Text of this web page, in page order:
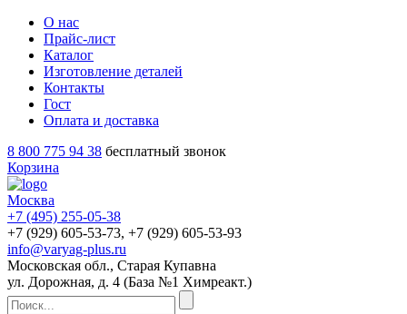
О нас
Прайс-лист
Каталог
Изготовление деталей
Контакты
Гост
Оплата и доставка
8 800 775 94 38 бесплатный звонок
Корзина
Москва
+7 (495) 255-05-38
+7 (929) 605-53-73, +7 (929) 605-53-93
info@varyag-plus.ru
Московская обл., Старая Купавна
ул. Дорожная, д. 4 (База №1 Химреакт.)